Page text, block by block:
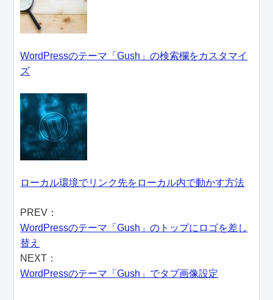
WordPressのテーマ「Gush」の検索欄をカスタマイ
ズ
ローカル環境でリンク先をローカル内で動かす方法
PREV：
WordPressのテーマ「Gush」のトップにロゴを差し
替え
NEXT：
WordPressのテーマ「Gush」でタブ画像設定